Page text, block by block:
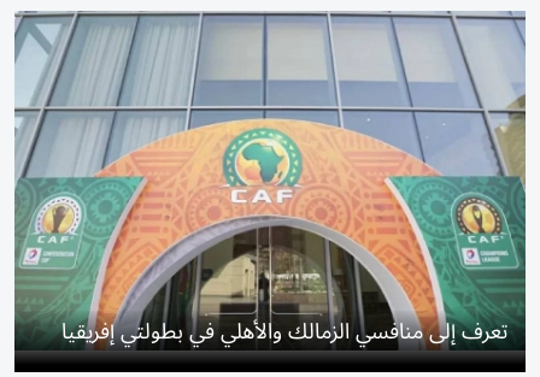
تعرف إلى منافسي الزمالك والأهلي في بطولتي إفريقيا